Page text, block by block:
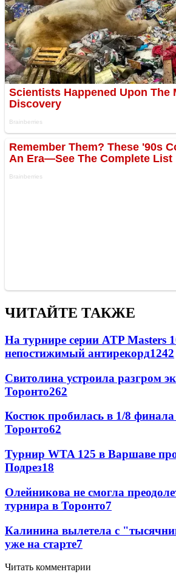
ЧИТАЙТЕ ТАКЖЕ
На турнире серии ATP Masters
непостижимый антирекорд1242
Свитолина устроила разгром
Торонто262
Костюк пробилась в 1/8
Торонто62
Турнир WTA 125 в Варшаве
Подрез18
Олейникова не смогла
турнира в Торонто7
Калинина вылетела с
уже на старте7
Читать комментарии